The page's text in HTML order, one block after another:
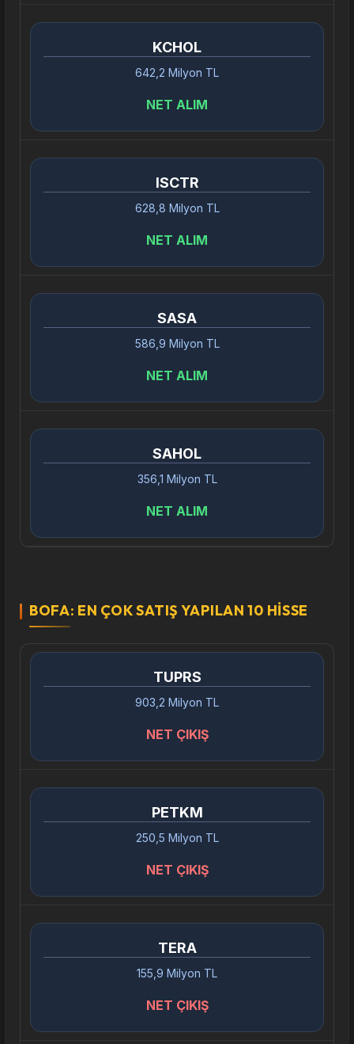
KCHOL
642,2 Milyon TL
NET ALIM
ISCTR
628,8 Milyon TL
NET ALIM
SASA
586,9 Milyon TL
NET ALIM
SAHOL
356,1 Milyon TL
NET ALIM
BOFA: EN ÇOK SATIŞ YAPILAN 10 HISSE
TUPRS
903,2 Milyon TL
NET ÇIKIŞ
PETKM
250,5 Milyon TL
NET ÇIKIŞ
TERA
155,9 Milyon TL
NET ÇIKIŞ